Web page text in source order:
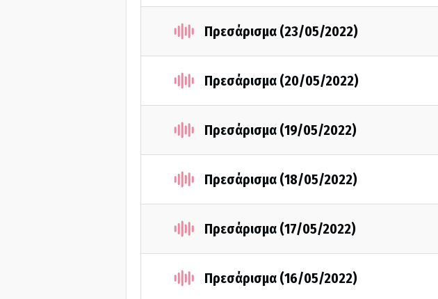
Πρεσάρισμα (23/05/2022)
Πρεσάρισμα (20/05/2022)
Πρεσάρισμα (19/05/2022)
Πρεσάρισμα (18/05/2022)
Πρεσάρισμα (17/05/2022)
Πρεσάρισμα (16/05/2022)